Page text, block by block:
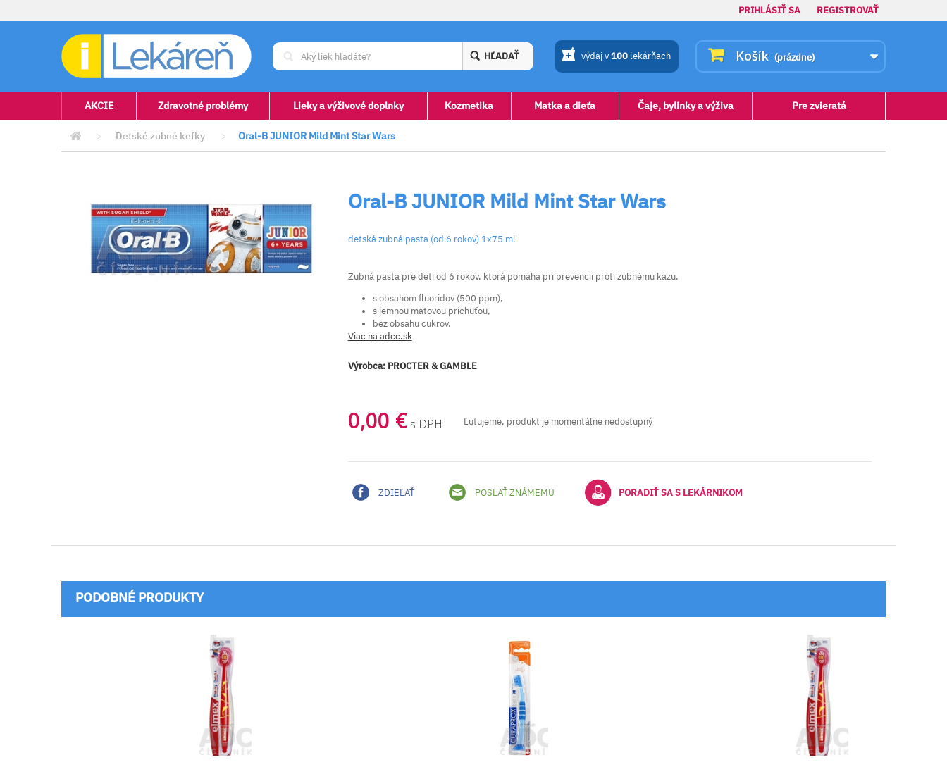
PRIHLÁSIŤ SA REGISTROVAŤ
Košík (prázdne)
HĽADAŤ výdaj v100 lekárňach
AKCIE Zdravotné problémy Lieky a výživové doplnky Kozmetika Matka a dieťa Čaje, bylinky a výživa Pre zvieratá
> Detské zubné kefky > Oral-B JUNIOR Mild Mint Star Wars
Oral-B JUNIOR Mild Mint Star Wars
detská zubná pasta (od 6 rokov) 1x75 ml
Zubná pasta pre deti od 6 rokov, ktorá pomáha pri prevencii proti zubnému kazu.
s obsahom fluoridov (500 ppm),
s jemnou mätovou príchuťou,
bez obsahu cukrov.
Viac na adcc.sk
Výrobca: PROCTER & GAMBLE
0,00 € s DPH Ľutujeme, produkt je momentálne nedostupný
ZDIEĽAŤ POSLAŤ ZNÁMEMU PORADIŤ SA S LEKÁRNIKOM
PODOBNÉ PRODUKTY